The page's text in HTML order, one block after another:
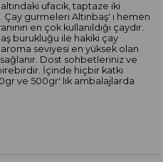
ufacık, taptaze iki
Çay gurmeleri Altınbaş' ı hemen
en çok kullanıldığı çaydır.
burukluğu ile hakiki çay
seviyesi en yüksek olan
Dost sohbetleriniz ve
İçinde hiçbir katkı
ve 500gr' lık ambalajlarda